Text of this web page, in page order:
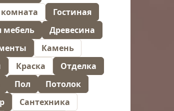
Гостиная
мебель
Древесина
Камень
Краска
Отделка
Пол
Потолок
Сантехника